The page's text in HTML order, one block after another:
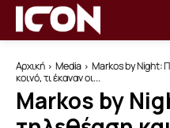
Αρχική Media
Markos by Night:
κοινό, τι έκαναν οι...
Markos by